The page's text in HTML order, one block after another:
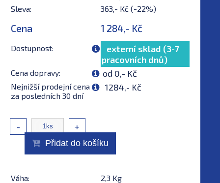
Sleva:
363,- Kč (-22%)
Cena 1 284,- Kč
Dostupnost:
externí sklad (3-7
pracovních dnů)
Cena dopravy: od 0,- Kč
Nejnižší prodejní cena
za posledních 30 dní
1284,- Kč
- +
Přidat do košíku
Váha:
2,3 Kg